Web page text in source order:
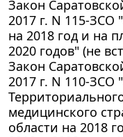
Закон
2017 г. N 115-
на 2018 год и на
2020 годов" (не
Закон
2017 г. N 110-
медицинского
области на 2018